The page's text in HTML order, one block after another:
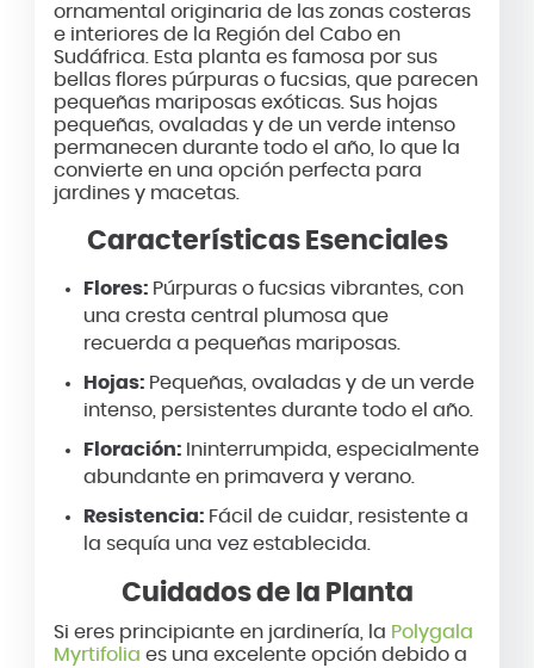
ornamental originaria de las zonas costeras
e interiores de la Región del Cabo en
Sudáfrica. Esta planta es famosa por sus
bellas flores púrpuras o fucsias, que parecen
pequeñas mariposas exóticas. Sus hojas
pequeñas, ovaladas y de un verde intenso
permanecen durante todo el año, lo que la
convierte en una opción perfecta para
jardines y macetas.
Características Esenciales
Flores:Púrpuras o fucsias vibrantes, con
una cresta central plumosa que
recuerda a pequeñas mariposas.
Hojas:Pequeñas, ovaladas y de un verde
intenso, persistentes durante todo el año.
Floración:Ininterrumpida, especialmente
abundante en primavera y verano.
Resistencia:Fácil de cuidar, resistente a
la sequía una vez establecida.
Cuidados de la Planta
Si eres principiante en jardinería, la Polygala
Myrtifolia es una excelente opción debido a